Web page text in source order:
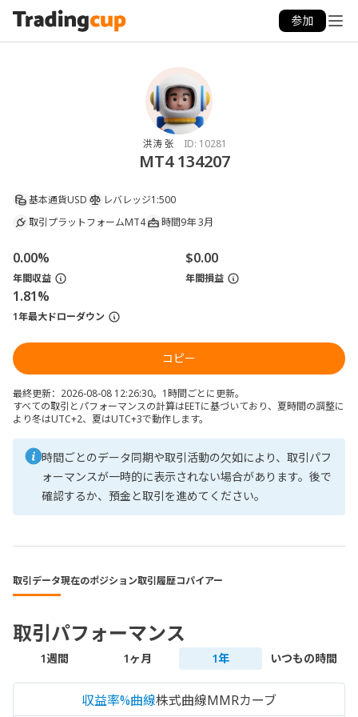
参加
洪涛 张 ID: 10281
MT4 134207
基本通貨USD レバレッジ1:500
取引プラットフォームMT4 時間9年 3月
0.00%
年間収益
$0.00
年間損益
1.81%
1年最大ドローダウン
コピー
最終更新：2026-08-08 12:26:30。1時間ごとに更新。
すべての取引とパフォーマンスの計算はEETに基づいており、夏時間の調整に
より冬はUTC+2、夏はUTC+3で動作します。
時間ごとのデータ同期や取引活動の欠如により、取引パフ
ォーマンスが一時的に表示されない場合があります。後で
確認するか、預金と取引を進めてください。
取引データ現在のポジション取引履歴コパイアー
取引パフォーマンス
1週間 1ヶ月 1年 いつもの時間
収益率%曲線株式曲線MMRカーブ